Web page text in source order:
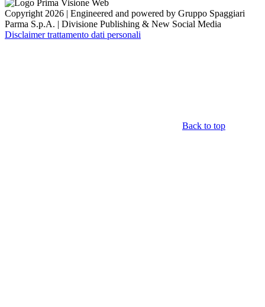
Copyright 2026 | Engineered and powered by Gruppo Spaggiari
Parma S.p.A. | Divisione Publishing & New Social Media
Disclaimer trattamento dati personali
Back to top